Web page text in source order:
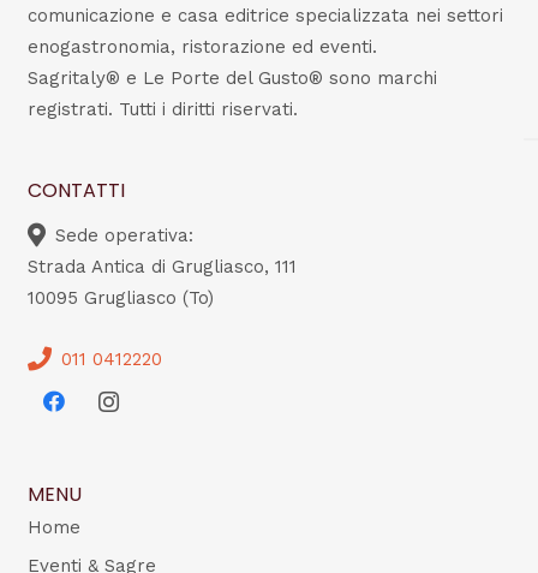
comunicazione e casa editrice specializzata nei settori
enogastronomia, ristorazione ed eventi.
Sagritaly® e Le Porte del Gusto® sono marchi
registrati. Tutti i diritti riservati.
CONTATTI
Sede operativa:
Strada Antica di Grugliasco, 111
10095 Grugliasco (To)
011 0412220
MENU
Home
Eventi & Sagre